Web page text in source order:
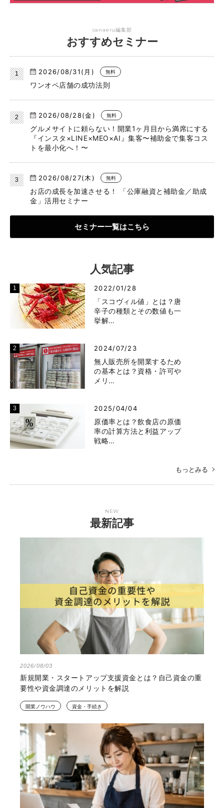
canaeru編集部
おすすめセミナー
2026/08/31(月) 無料
ワンオペ店舗の成功法則
2026/08/28(金) 無料
グルメサイトに頼らない！開業1ヶ月目から満席にする
『インスタ×LINE×MEO×AI』集客〜補助金で集客コス
トを最小化へ！〜
2026/08/27(木) 無料
お店の成長を加速させる！ 「公庫融資と補助金／助成
金」活用セミナー
セミナー一覧はこちら
人気記事
2022/01/28
「スコヴィル値」とは？唐
辛子の種類とその数値も一
挙解…
2024/07/23
無人販売所を開業するため
の基本とは？資格・許可や
メリ…
2025/04/04
原価率とは？飲食店の原価
率の計算方法と利益アップ
戦略…
もっとみる
NEW
最新記事
2026/08/03
新規開業・スタートアップ支援資金とは？自己資金の重
要性や資金調達のメリットを解説
開業ノウハウ 資金・手続き